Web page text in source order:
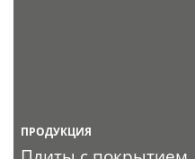
ПРОДУКЦИЯ